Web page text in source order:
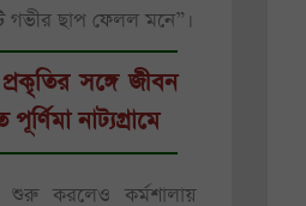
গভীর ছাপ ফেলল মনে”।
প্রকৃতির সঙ্গে জীবন
নাট্যগ্রামে
শুরু করলেও কর্মশালায়